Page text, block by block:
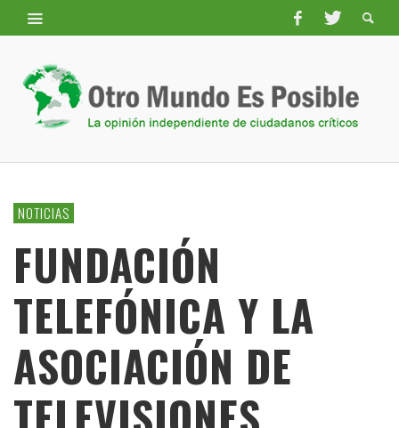
NOTICIAS
FUNDACIÓN
TELEFÓNICA Y LA
ASOCIACIÓN DE